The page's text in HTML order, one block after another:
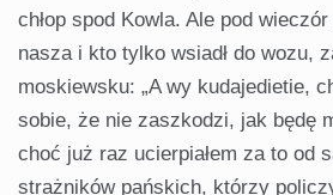
chłop spod Kowla. Ale pod
nasza i kto tylko wsiadł do wozu,
moskiewsku: „A wy kudajedietie,
sobie, że nie zaszkodzi, jak będę
choć już raz ucierpiałem za to od
strażników pańskich, którzy